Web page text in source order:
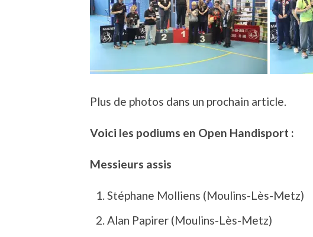
Plus de photos dans un prochain article.
Voici les podiums en Open Handisport :
Messieurs assis
Stéphane Molliens (Moulins-Lès-Metz)
Alan Papirer (Moulins-Lès-Metz)